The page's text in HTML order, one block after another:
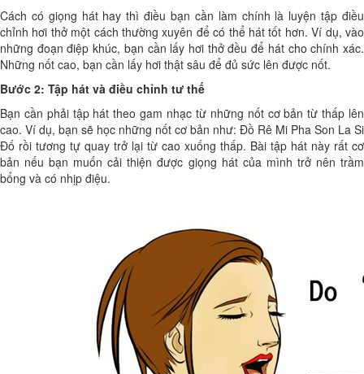
Cách có giọng hát hay thì điều bạn cần làm chính là luyện tập điều
chỉnh hơi thở một cách thường xuyên để có thể hát tốt hơn. Ví dụ, vào
những đoạn điệp khúc, bạn cần lấy hơi thở đều để hát cho chính xác.
Những nốt cao, bạn cần lấy hơi thật sâu để đủ sức lên được nốt.
Bước 2: Tập hát và điều chỉnh tư thế
Bạn cần phải tập hát theo gam nhạc từ những nốt cơ bản từ thấp lên
cao. Ví dụ, bạn sẽ học những nốt cơ bản như: Đồ Rê Mi Pha Son La Si
Đố rồi tương tự quay trở lại từ cao xuống thấp. Bài tập hát này rất cơ
bản nếu bạn muốn cải thiện được giọng hát của mình trở nên trầm
bổng và có nhịp điệu.